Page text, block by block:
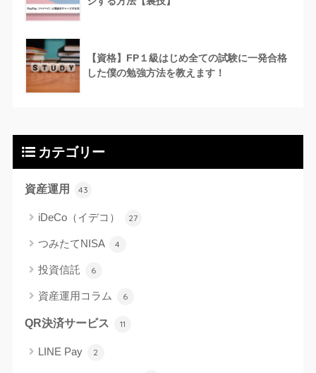
【資格】FP１級はじめ全ての試験に一発合格
した僕の勉強方法を教えます！
カテゴリー
資産運用 43
iDeCo（イデコ） 27
つみたてNISA 4
投資信託 6
資産運用コラム 6
QR決済サービス 11
LINE Pay 2